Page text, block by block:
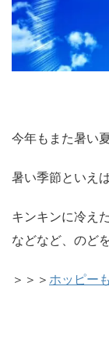
今年もまた暑い
暑い季節といえ
キンキンに冷え
などなど、のど
＞＞＞ ホッピー